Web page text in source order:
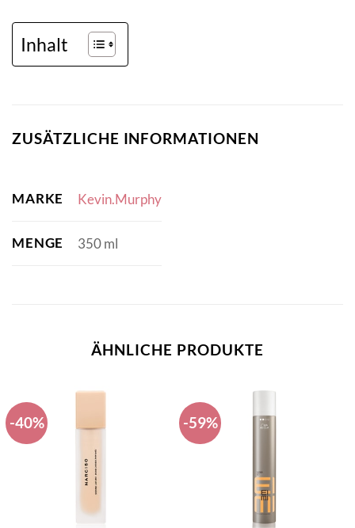
Inhalt
ZUSÄTZLICHE INFORMATIONEN
MARKE Kevin.Murphy
MENGE 350 ml
ÄHNLICHE PRODUKTE
-40% -59%